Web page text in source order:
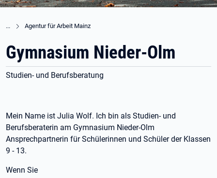
Agentur für Arbeit Mainz
Gymnasium Nieder-Olm
Studien- und Berufsberatung
Mein Name ist Julia Wolf. Ich bin als Studien- und
Berufsberaterin am Gymnasium Nieder-Olm
Ansprechpartnerin für Schülerinnen und Schüler der Klassen
9 - 13.
Wenn Sie